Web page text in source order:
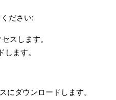
ださい:
スします。
ます。
にダウンロードします。